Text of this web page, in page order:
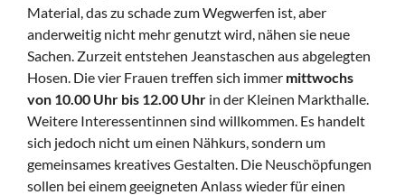
Material, das zu schade zum Wegwerfen ist, aber
anderweitig nicht mehr genutzt wird, nähen sie neue
Sachen. Zurzeit entstehen Jeanstaschen aus abgelegten
Hosen. Die vier Frauen treffen sich immer mittwochs
von 10.00 Uhr bis 12.00 Uhr in der Kleinen Markthalle.
Weitere Interessentinnen sind willkommen. Es handelt
sich jedoch nicht um einen Nähkurs, sondern um
gemeinsames kreatives Gestalten. Die Neuschöpfungen
sollen bei einem geeigneten Anlass wieder für einen